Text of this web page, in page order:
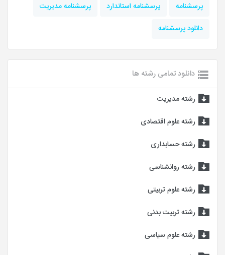
پرسشنامه پرسشنامه استاندارد
پرسشنامه مدیریت
دانلود پرسشنامه
دانلود تمامی رشته ها
رشته مدیریت
رشته علوم اقتصادی
رشته حسابداری
رشته روانشناسی
رشته علوم تربیتی
رشته تربیت بدنی
رشته علوم سیاسی